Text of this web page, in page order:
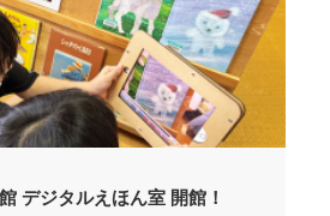
デジタルえほん室 開館！